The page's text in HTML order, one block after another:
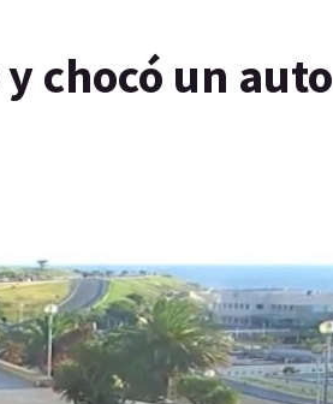
chocó un auto